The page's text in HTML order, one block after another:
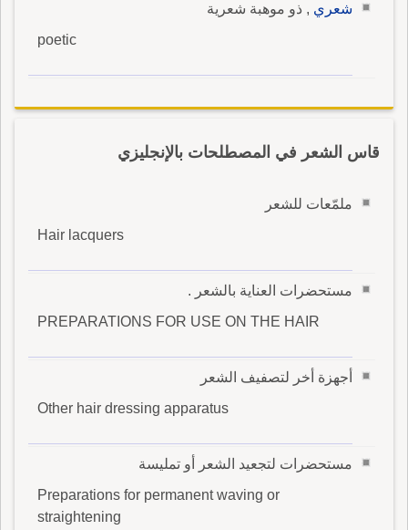
شعري , ذو موهبة شعرية
poetic
قاس الشعر في المصطلحات بالإنجليزي
ملمّعات للشعر
Hair lacquers
مستحضرات العناية بالشعر .
PREPARATIONS FOR USE ON THE HAIR
أجهزة أخر لتصفيف الشعر
Other hair dressing apparatus
مستحضرات لتجعيد الشعر أو تمليسة
Preparations for permanent waving or
straightening